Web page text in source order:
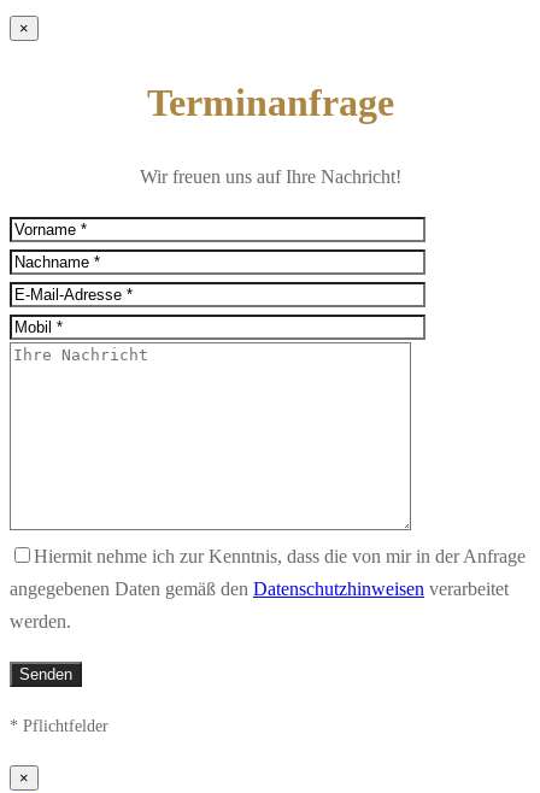
×
Terminanfrage
Wir freuen uns auf Ihre Nachricht!
Hiermit nehme ich zur Kenntnis, dass die von mir in der Anfrage
angegebenen Daten gemäß den Datenschutzhinweisen verarbeitet
werden.
* Pflichtfelder
×